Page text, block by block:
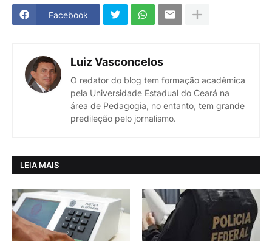
Facebook
Luiz Vasconcelos
O redator do blog tem formação acadêmica
pela Universidade Estadual do Ceará na
área de Pedagogia, no entanto, tem grande
predileção pelo jornalismo.
LEIA MAIS